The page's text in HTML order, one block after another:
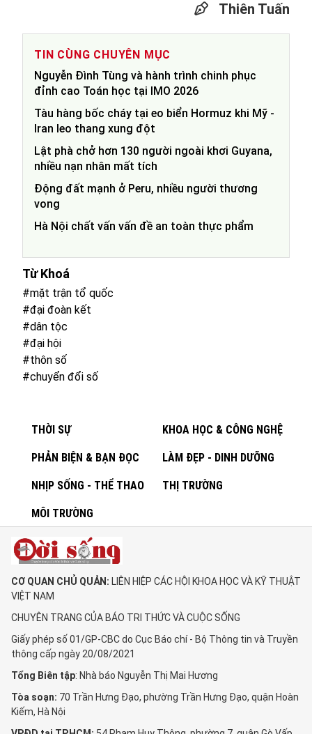
Thiên Tuấn
TIN CÙNG CHUYÊN MỤC
Nguyễn Đình Tùng và hành trình chinh phục
đỉnh cao Toán học tại IMO 2026
Tàu hàng bốc cháy tại eo biển Hormuz khi Mỹ -
Iran leo thang xung đột
Lật phà chở hơn 130 người ngoài khơi Guyana,
nhiều nạn nhân mất tích
Động đất mạnh ở Peru, nhiều người thương
vong
Hà Nội chất vấn vấn đề an toàn thực phẩm
Từ Khoá
#mặt trận tổ quốc
#đại đoàn kết
#dân tộc
#đại hội
#thôn số
#chuyển đổi số
THỜI SỰ KHOA HỌC & CÔNG NGHỆ
PHẢN BIỆN & BẠN ĐỌC LÀM ĐẸP - DINH DƯỠNG
NHỊP SỐNG - THỂ THAO THỊ TRƯỜNG
MÔI TRƯỜNG
CƠ QUAN CHỦ QUẢN: LIÊN HIỆP CÁC HỘI KHOA HỌC VÀ KỸ THUẬT
VIỆT NAM
CHUYÊN TRANG CỦA BÁO TRI THỨC VÀ CUỘC SỐNG
Giấy phép số 01/GP-CBC do Cục Báo chí - Bộ Thông tin và Truyền
thông cấp ngày 20/08/2021
Tổng Biên tập: Nhà báo Nguyễn Thị Mai Hương
Tòa soạn: 70 Trần Hưng Đạo, phường Trần Hưng Đạo, quận Hoàn
Kiếm, Hà Nội